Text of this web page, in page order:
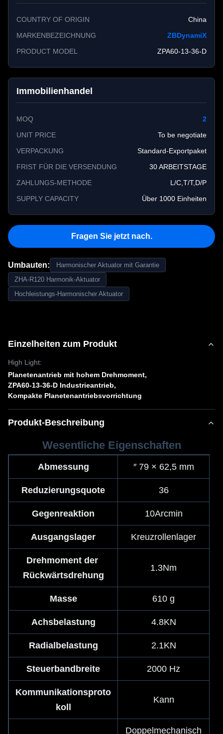
COUNTRY OF ORIGIN
China
MARKENBEZEICHNUNG
ZBDynamiX
PRODUCT MODEL
ZPA60-13-36-D
Immobilienhandel
MOQ
2
UNIT PRICE
To be negotiate
VERPACKUNG
Standard-Exportpaket
FRIST FÜR DIE VERSENDUNG
30 ARBEITSTAGE
ZAHLUNGS-METHODE
L/C,T/T,D/P
SUPPLY CAPACITY
Über 1000 Einheiten
Fragen Sie jetzt nach.
Umbauten:
Harmonischer Aktuator mit Garantie
ZHA-R120 Harmonik-Aktuator
Hochleistungs-Harmonischer Aktuator
Einzelheiten zum Produkt
High Light:
Planetenantrieb mit hohem Drehmoment,
ZPA60-13-36-D Industrieantrieb,
Kompakte Planetenantriebsvorrichtung
Produkt-Beschreibung
Wesentliche Eigenschaften
Abmessung ′′ 79 × 62,5 mm
Reduzierungsquote 36
Gegenreaktion 10Arcmin
Ausgangslager Kreuzrollenlager
Drehmoment der
Rückwärtsdrehung
1.3Nm
Masse 610 g
Achsbelastung 4.8KN
Radialbelastung 2.1KN
Steuerbandbreite 2000 Hz
Kommunikationsproto
koll
Kann
Doppelmechanisch